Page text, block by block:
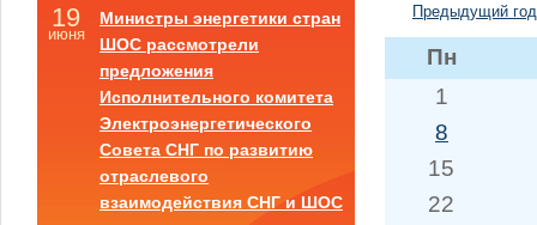
Предыдущий год
Пн
1
8
15
22
19
июня
Министры энергетики стран
ШОС рассмотрели
предложения
Исполнительного комитета
Электроэнергетического
Совета СНГ по развитию
отраслевого
взаимодействия СНГ и ШОС